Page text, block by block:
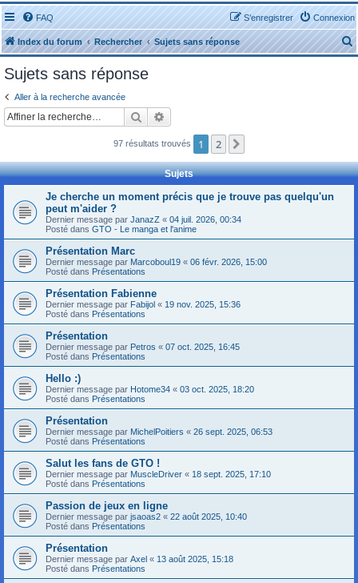
FAQ Connexion
S’enregistrer
Index du forum Rechercher Sujets sans réponse
e
h
Sujets sans réponse
Aller à la recherche avancée
Rechercher
97 résultats trouvés 1 2
Sujets
Je cherche un moment précis que je trouve pas quelqu'un
peut m'aider ?
Dernier message par JanazZ « 04 juil. 2026, 00:34
Posté dans GTO - Le manga et l'anime
Présentation Marc
Dernier message par Marcoboul19 « 06 févr. 2026, 15:00
Posté dans Présentations
Présentation Fabienne
Dernier message par Fabijol « 19 nov. 2025, 15:36
Posté dans Présentations
Présentation
Dernier message par Petros « 07 oct. 2025, 16:45
Posté dans Présentations
Hello :)
Dernier message par Hotome34 « 03 oct. 2025, 18:20
Posté dans Présentations
Présentation
Dernier message par MichelPoitiers « 26 sept. 2025, 06:53
Posté dans Présentations
Salut les fans de GTO !
Dernier message par MuscleDriver « 18 sept. 2025, 17:10
Posté dans Présentations
Passion de jeux en ligne
Dernier message par jsaoas2 « 22 août 2025, 10:40
Posté dans Présentations
Présentation
Dernier message par Axel « 13 août 2025, 15:18
Posté dans Présentations